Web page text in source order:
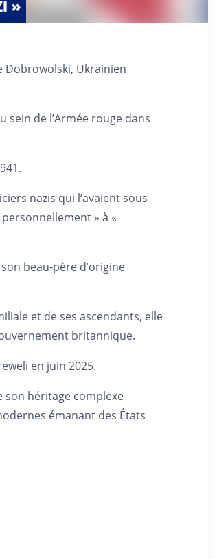
Dobrowolski, Ukrainien
sein de l’Armée rouge dans
nazis qui l’avaient sous
» à «
beau-père d’origine
et de ses ascendants, elle
britannique.
en juin 2025.
son héritage complexe
émanant des États